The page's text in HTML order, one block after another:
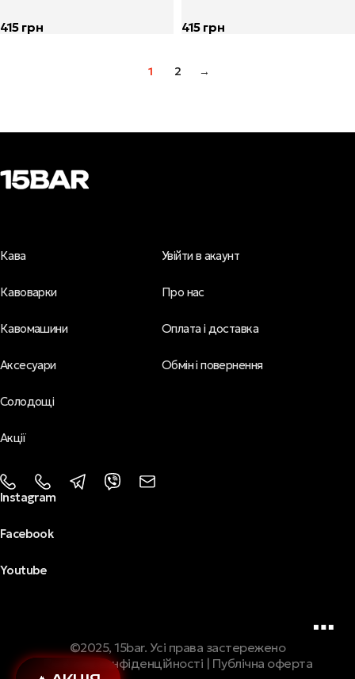
415грн 415грн
1 2 →
Кава
Кавоварки
Кавомашини
Аксесуари
Солодощі
Акції
Увійти в акаунт
Про нас
Оплата і доставка
Обмін і повернення
Instagram
Facebook
Youtube
©2025, 15bar. Усі права застережено
Політика конфіденційності | Публічна оферта